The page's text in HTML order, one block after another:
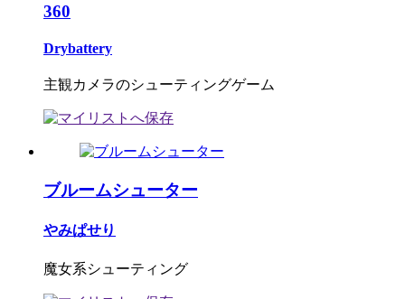
360
Drybattery
主観カメラのシューティングゲーム
ブルームシューター
やみぱせり
魔女系シューティング